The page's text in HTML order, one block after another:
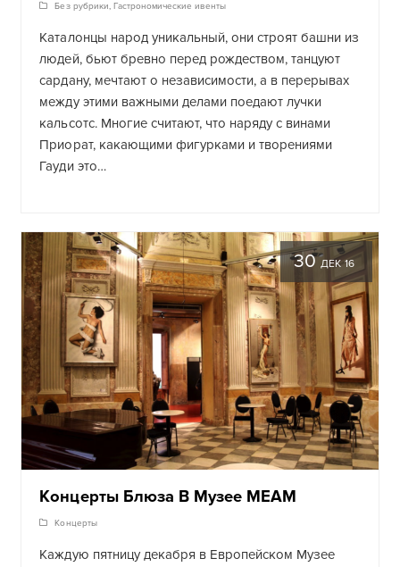
Без рубрики, Гастрономические ивенты
Каталонцы народ уникальный, они строят башни из
людей, бьют бревно перед рождеством, танцуют
сардану, мечтают о независимости, а в перерывах
между этими важными делами поедают лучки
кальсотс. Многие считают, что наряду с винами
Приорат, какающими фигурками и творениями
Гауди это…
30ДЕК 16
Концерты Блюза В Музее MEAM
Концерты
Каждую пятницу декабря в Европейском Музее